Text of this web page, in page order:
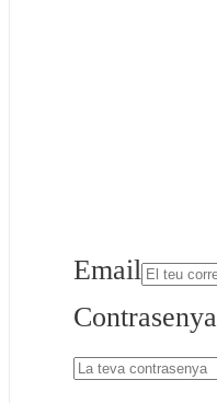
Email
Contrasenya